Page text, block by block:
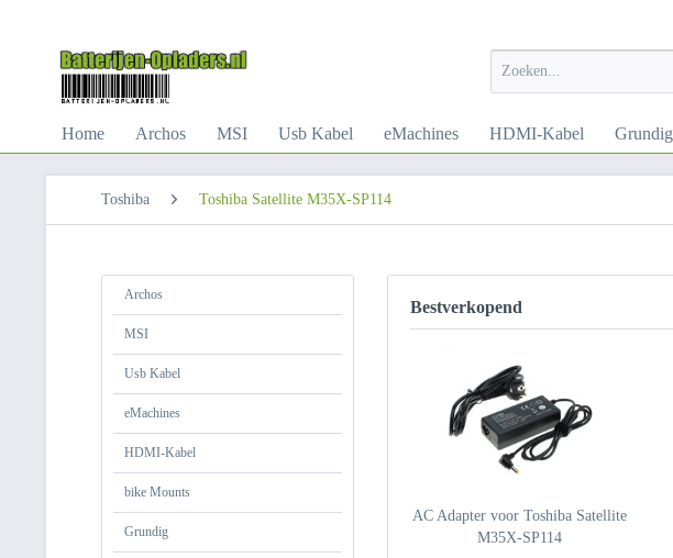
Home Archos MSI Usb Kabel eMachines HDMI-Kabel Grundig
Toshiba Toshiba Satellite M35X-SP114
Archos
MSI
Usb Kabel
eMachines
HDMI-Kabel
bike Mounts
Grundig
Bestverkopend
AC Adapter voor Toshiba Satellite
M35X-SP114